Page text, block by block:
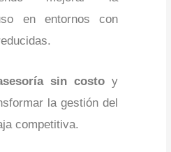
en entornos con
sin costoy
la gestión del
competitiva.